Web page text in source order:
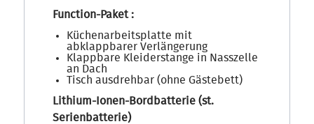
Function-Paket :
Küchenarbeitsplatte mit
abklappbarer Verlängerung
Klappbare Kleiderstange in Nasszelle
an Dach
Tisch ausdrehbar (ohne Gästebett)
Lithium-Ionen-Bordbatterie (st.
Serienbatterie)